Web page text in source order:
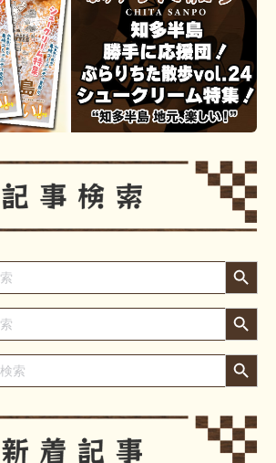
Search Button
Search Button
Search Button